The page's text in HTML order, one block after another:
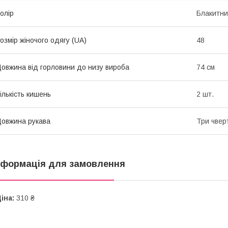
жіночого одягу (UA) 48
від горловини до низу вироба 74 см
кишень 2 шт.
рукава Три
для замовлення
310 ₴